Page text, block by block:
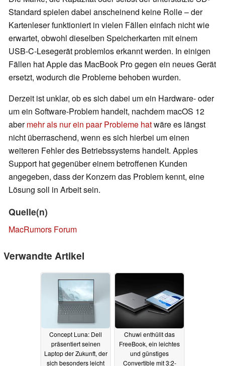
Standard spielen dabei anscheinend keine Rolle – der
Kartenleser funktioniert in vielen Fällen einfach nicht wie
erwartet, obwohl dieselben Speicherkarten mit einem
USB-C-Lesegerät problemlos erkannt werden. In einigen
Fällen hat Apple das MacBook Pro gegen ein neues Gerät
ersetzt, wodurch die Probleme behoben wurden.
Derzeit ist unklar, ob es sich dabei um ein Hardware- oder
um ein Software-Problem handelt, nachdem macOS 12
abermehr als nur ein paar Probleme hatwäre es längst
nicht überraschend, wenn es sich hierbei um einen
weiteren Fehler des Betriebssystems handelt. Apples
Support hat gegenüber einem betroffenen Kunden
angegeben, dass der Konzern das Problem kennt, eine
Lösung soll in Arbeit sein.
Quelle(n)
MacRumors Forum
Verwandte Artikel
Concept Luna: Dell
präsentiert seinen
Laptop der Zukunft, der
sich besonders leicht
Chuwi enthüllt das
FreeBook, ein leichtes
und günstiges
Convertible mit 3:2-